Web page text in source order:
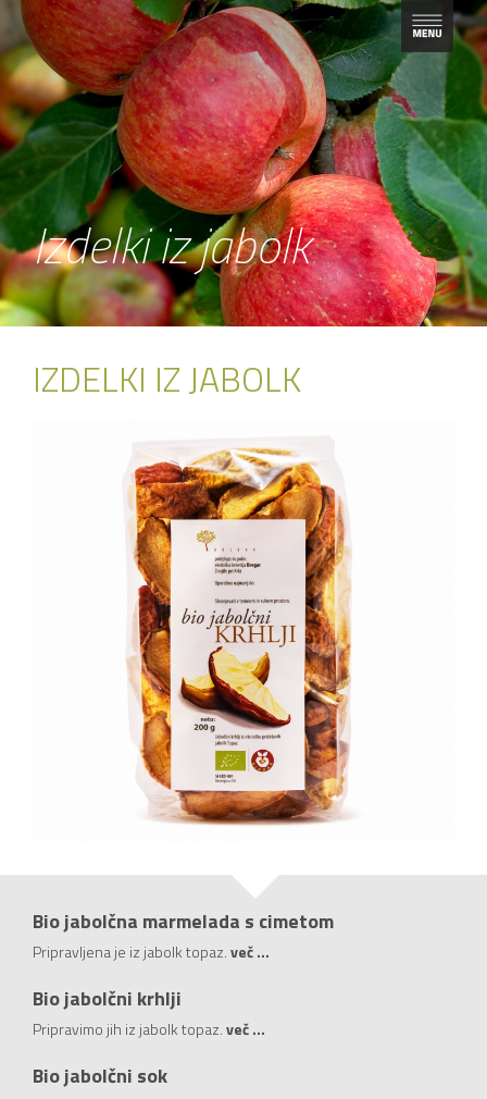
Izdelki iz jabolk
IZDELKI IZ JABOLK
Bio jabolčna marmelada s cimetom
Pripravljena je iz jabolk topaz.več ...
Bio jabolčni krhlji
Pripravimo jih iz jabolk topaz.več ...
Bio jabolčni sok